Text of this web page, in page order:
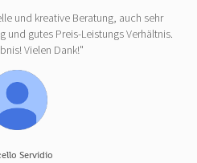
und kreative Beratung, auch sehr
und gutes Preis-Leistungs Verhältnis.
Vielen Dank!"
Servidio